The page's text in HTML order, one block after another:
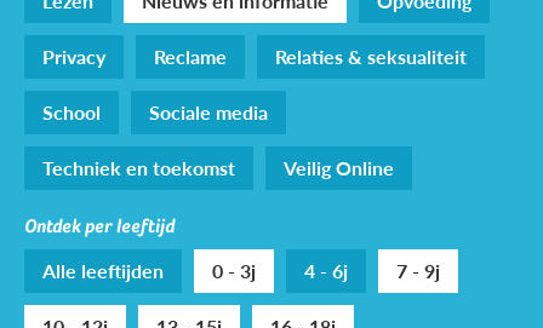
Privacy
Reclame
Relaties & seksualiteit
School
Sociale media
Techniek en toekomst
Veilig Online
Ontdek per leeftijd
Alle leeftijden 0 - 3j 4 - 6j
7 - 9j